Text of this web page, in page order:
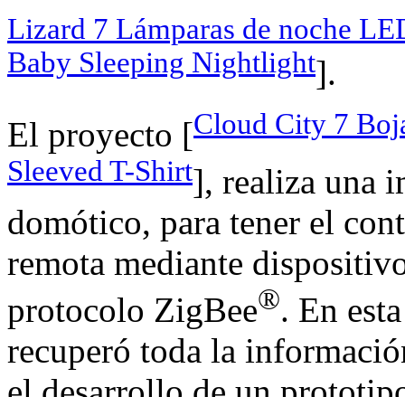
Lizard 7 Lámparas de noche
Baby Sleeping Nightlight].
El proyecto [Cloud City 7
Sleeved T-Shirt], realiza una
domótico, para tener el
remota mediante
protocolo ZigBee®. En
recuperó toda la